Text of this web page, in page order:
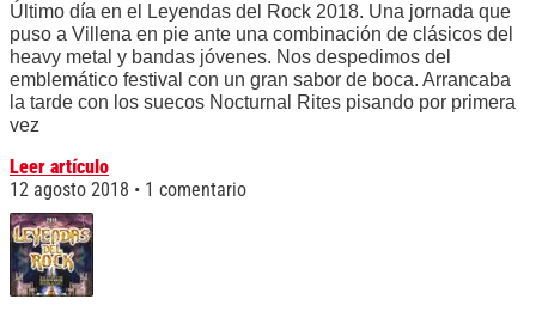
Último día en el Leyendas del Rock 2018. Una jornada que
puso a Villena en pie ante una combinación de clásicos del
heavy metal y bandas jóvenes. Nos despedimos del
emblemático festival con un gran sabor de boca. Arrancaba
la tarde con los suecos Nocturnal Rites pisando por primera
vez
Leer artículo
12 agosto 2018
1 comentario